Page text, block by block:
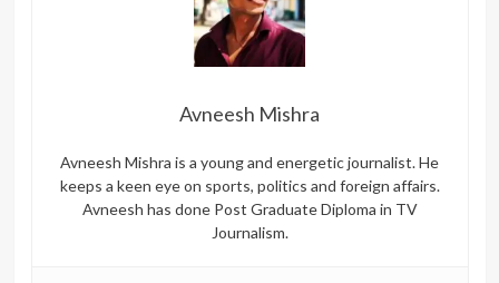
Avneesh Mishra
Avneesh Mishra is a young and energetic journalist. He
keeps a keen eye on sports, politics and foreign affairs.
Avneesh has done Post Graduate Diploma in TV
Journalism.